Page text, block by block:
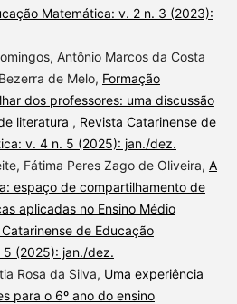
Matemática: v. 2 n. 3 (2023):
Antônio Marcos da Costa
de Melo, Formação
dos professores: uma discussão
literatura , Revista Catarinense de
v. 4 n. 5 (2025): jan./dez.
Fátima Peres Zago de Oliveira, A
espaço de compartilhamento de
aplicadas no Ensino Médio
de Educação
(2025): jan./dez.
Rosa da Silva, Uma experiência
para o 6º ano do ensino